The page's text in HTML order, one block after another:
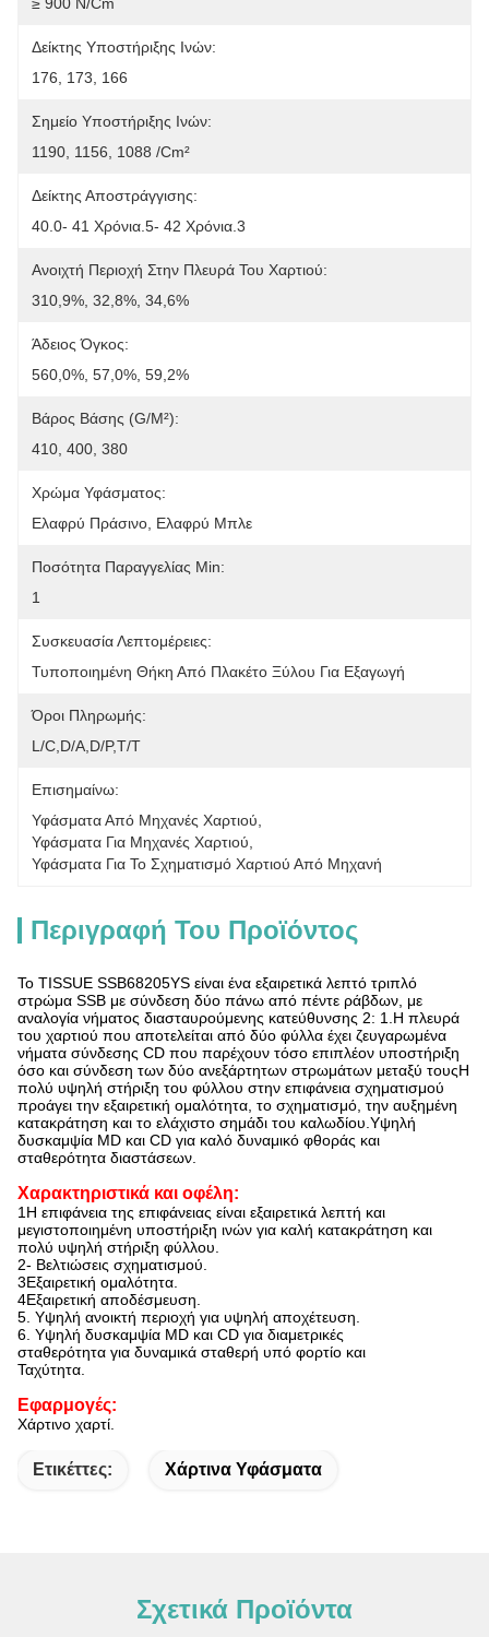
Δείκτης Υποστήριξης Ινών:
176, 173, 166
Σημείο Υποστήριξης Ινών:
1190, 1156, 1088 /cm²
Δείκτης Αποστράγγισης:
40.0- 41 Χρόνια.5- 42 Χρόνια.3
Ανοιχτή Περιοχή Στην Πλευρά Του Χαρτιού:
310,9%, 32,8%, 34,6%
Άδειος Όγκος:
560,0%, 57,0%, 59,2%
Βάρος Βάσης (g/m²):
410, 400, 380
Χρώμα Υφάσματος:
Ελαφρύ Πράσινο, Ελαφρύ Μπλε
Ποσότητα Παραγγελίας Min:
1
Συσκευασία Λεπτομέρειες:
Τυποποιημένη Θήκη Από Πλακέτο Ξύλου Για Εξαγωγή
Όροι Πληρωμής:
L/C,D/A,D/P,T/T
Επισημαίνω:
Υφάσματα Από Μηχανές Χαρτιού
Υφάσματα Για Μηχανές Χαρτιού
Υφάσματα Για Το Σχηματισμό Χαρτιού Από Μηχανή
Περιγραφή Του Προϊόντος
Το TISSUE SSB68205YS είναι ένα εξαιρετικά λεπτό τριπλό
στρώμα SSB με σύνδεση δύο πάνω από πέντε ράβδων, με
αναλογία νήματος διασταυρούμενης κατεύθυνσης 2: 1.Η πλευρά
του χαρτιού που αποτελείται από δύο φύλλα έχει ζευγαρωμένα
νήματα σύνδεσης CD που παρέχουν τόσο επιπλέον υποστήριξη
όσο και σύνδεση των δύο ανεξάρτητων στρωμάτων μεταξύ τουςΗ
πολύ υψηλή στήριξη του φύλλου στην επιφάνεια σχηματισμού
προάγει την εξαιρετική ομαλότητα, το σχηματισμό, την αυξημένη
κατακράτηση και το ελάχιστο σημάδι του καλωδίου.Υψηλή
δυσκαμψία MD και CD για καλό δυναμικό φθοράς και
σταθερότητα διαστάσεων.
Χαρακτηριστικά και οφέλη:
1Η επιφάνεια της επιφάνειας είναι εξαιρετικά λεπτή και
μεγιστοποιημένη υποστήριξη ινών για καλή κατακράτηση και
πολύ υψηλή στήριξη φύλλου.
2- Βελτιώσεις σχηματισμού.
3Εξαιρετική ομαλότητα.
4Εξαιρετική αποδέσμευση.
5. Υψηλή ανοικτή περιοχή για υψηλή αποχέτευση.
6. Υψηλή δυσκαμψία MD και CD για διαμετρικές
σταθερότητα για δυναμικά σταθερή υπό φορτίο και
Ταχύτητα.
Εφαρμογές:
Χάρτινο χαρτί.
Ετικέττες: Χάρτινα Υφάσματα
Σχετικά Προϊόντα